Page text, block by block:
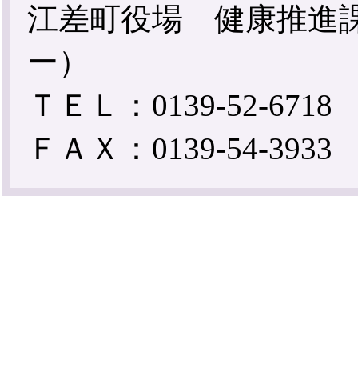
江差町役場 健康推進
ー）
ＴＥＬ：0139-52-6718
ＦＡＸ：0139-54-3933